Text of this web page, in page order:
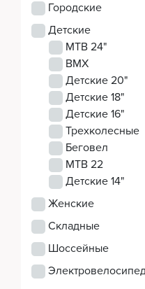
Городские
Детские
MTB 24"
BMX
Детские 20"
Детские 18"
Детские 16"
Трехколесные
Беговел
MTB 22
Детские 14"
Женские
Складные
Шоссейные